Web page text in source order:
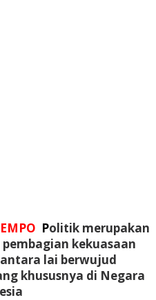
Politik merupakan
kekuasaan
lai berwujud
khususnya di Negara